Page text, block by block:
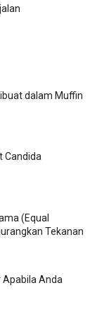
dalam Muffin
Candida
(Equal
Tekanan
Apabila Anda